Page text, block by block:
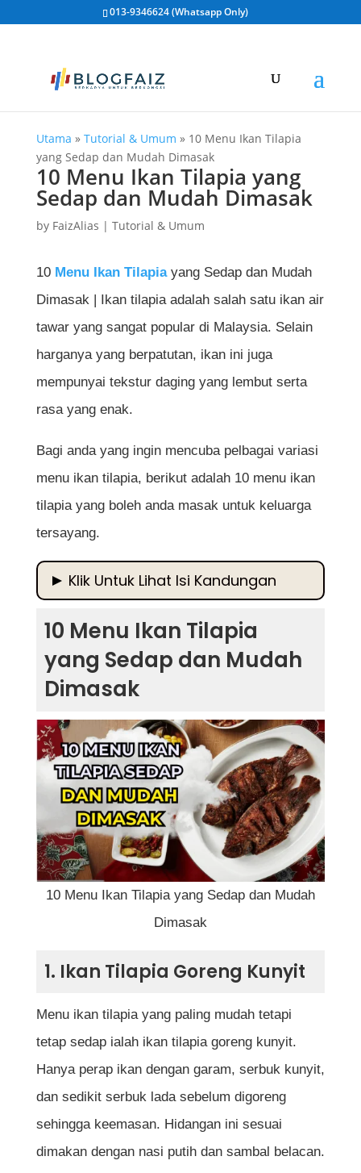
013-9346624 (Whatsapp Only)
Utama » Tutorial & Umum » 10 Menu Ikan Tilapia
yang Sedap dan Mudah Dimasak
10 Menu Ikan Tilapia yang
Sedap dan Mudah Dimasak
by FaizAlias | Tutorial & Umum
10 Menu Ikan Tilapiayang Sedap dan Mudah
Dimasak | Ikan tilapia adalah salah satu ikan air
tawar yang sangat popular di Malaysia. Selain
harganya yang berpatutan, ikan ini juga
mempunyai tekstur daging yang lembut serta
rasa yang enak.
Bagi anda yang ingin mencuba pelbagai variasi
menu ikan tilapia, berikut adalah 10 menu ikan
tilapia yang boleh anda masak untuk keluarga
tersayang.
Klik Untuk Lihat Isi Kandungan
Dimasak
1. Ikan Tilapia Goreng Kunyit
3. Ikan Tilapia Masak Lemak Cili Api
4. Ikan Tilapia Bakar Sambal
5. Ikan Tilapia Tiga Rasa
6. Ikan Tilapia Masak Asam Pedas
Bahan-bahan:
Cara penyediaan:
8. Ikan Tilapia Sup Berherba
9. Ikan Tilapia Goreng Berlada
Cara penyediaan:
10. Ikan Tilapia Kukus Limau
10 Menu Ikan Tilapia
yang Sedap dan Mudah
Dimasak
10 Menu Ikan Tilapia yang Sedap dan Mudah
Dimasak
1. Ikan Tilapia Goreng Kunyit
Menu ikan tilapia yang paling mudah tetapi
tetap sedap ialah ikan tilapia goreng kunyit.
Hanya perap ikan dengan garam, serbuk kunyit,
dan sedikit serbuk lada sebelum digoreng
sehingga keemasan. Hidangan ini sesuai
dimakan dengan nasi putih dan sambal belacan.